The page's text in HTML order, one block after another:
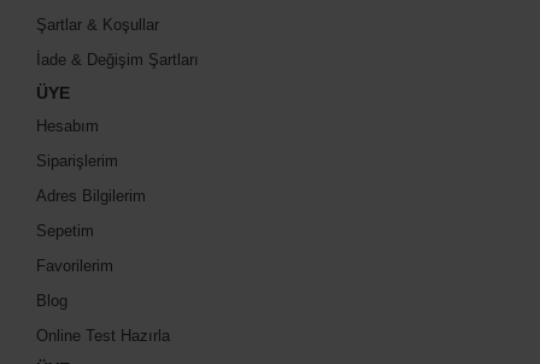
Şartlar & Koşullar
İade & Değişim Şartları
ÜYE
Hesabım
Siparişlerim
Adres Bilgilerim
Sepetim
Favorilerim
Blog
Online Test Hazırla